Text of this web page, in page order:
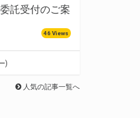
託受付のご案
46 Views
)
人気の記事一覧へ